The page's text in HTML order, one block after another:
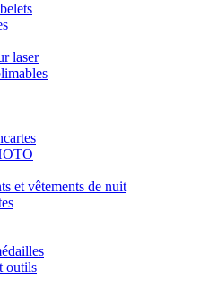
laser
et vêtements de nuit
outils